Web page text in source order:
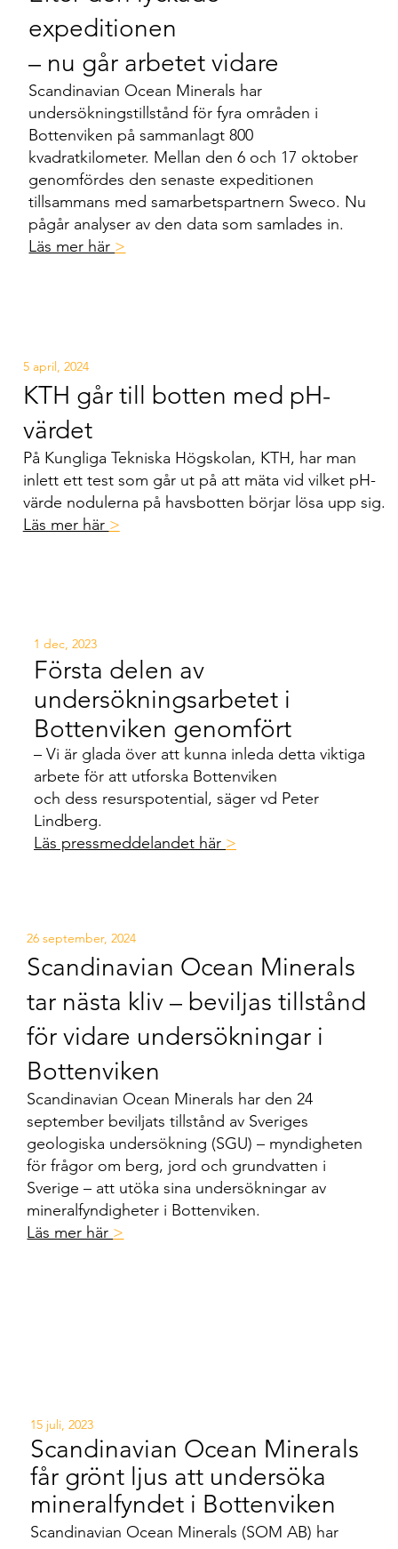
1 dec, 2023
Första delen av
undersökningsarbetet i
Bottenviken genomfört
– Vi är glada över att kunna inleda detta viktiga
arbete för att utforska Bottenviken
och dess resurspotential, säger vd Peter
Lindberg.
Läs pressmeddelandet här >
5 april, 2024
KTH går till botten med pH-
värdet
På Kungliga Tekniska Högskolan, KTH, har man
inlett ett test som går ut på att mäta vid vilket pH-
värde nodulerna på havsbotten börjar lösa upp sig.
Läs mer här >
15 juli, 2023
Scandinavian Ocean Minerals
får grönt ljus att undersöka
mineralfyndet i Bottenviken
Scandinavian Ocean Minerals (SOM AB) har
26 september, 2024
Scandinavian Ocean Minerals
tar nästa kliv – beviljas tillstånd
för vidare undersökningar i
Bottenviken
Scandinavian Ocean Minerals har den 24
september beviljats tillstånd av Sveriges
geologiska undersökning (SGU) – myndigheten
för frågor om berg, jord och grundvatten i
Sverige – att utöka sina undersökningar av
mineralfyndigheter i Bottenviken.
Läs mer här >
expeditionen
– nu går arbetet vidare
Scandinavian Ocean Minerals har
undersökningstillstånd för fyra områden i
Bottenviken på sammanlagt 800
kvadratkilometer. Mellan den 6 och 17 oktober
genomfördes den senaste expeditionen
tillsammans med samarbetspartnern Sweco. Nu
pågår analyser av den data som samlades in.
Läs mer här >